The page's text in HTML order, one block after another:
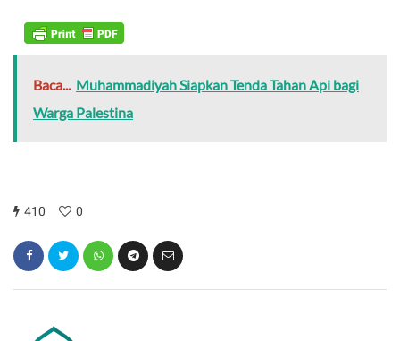
Baca... Muhammadiyah Siapkan Tenda Tahan Api bagi
Warga Palestina
410 0